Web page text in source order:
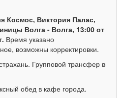
Космос, Виктория Палас,
Волга - Волга, 13:00 от
Время указано
возможны корректировки.
Групповой трансфер в
обед в кафе города.